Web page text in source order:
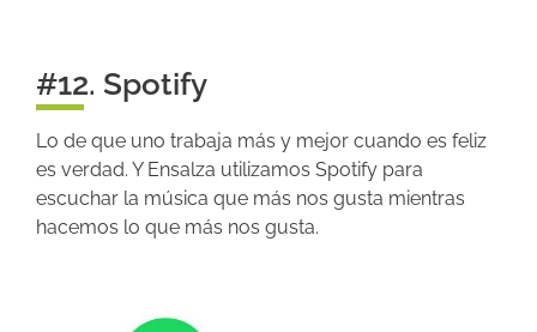
#12. Spotify
Lo de que uno trabaja más y mejor cuando es feliz
es verdad. Y Ensalza utilizamos Spotify para
escuchar la música que más nos gusta mientras
hacemos lo que más nos gusta.